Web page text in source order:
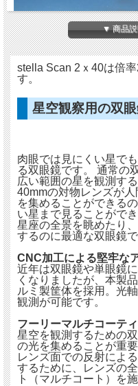
ポケットに入る星空オペラグラス
▼ 商品
stella Scan 2ｘ40は倍
す。
星空観察用の双
肉眼では見にくい星で
る双眼鏡です。 通常の
広い範囲の星を観測す
40mmの対物レンズが
を集めることができる
い星まで見ることができ
星座の全景を眺めたり
するのに最適な双眼鏡で
CNC加工による堅牢な
近年は双眼鏡や単眼鏡
くなりましたが、本製
ルミ製筐体を採用。光
観測が可能です。
フーリーマルチコーテ
星空を観測するための
の光を集めることが重要
レンズ面での反射によ
するために、レンズの
ト（マルチコート）を